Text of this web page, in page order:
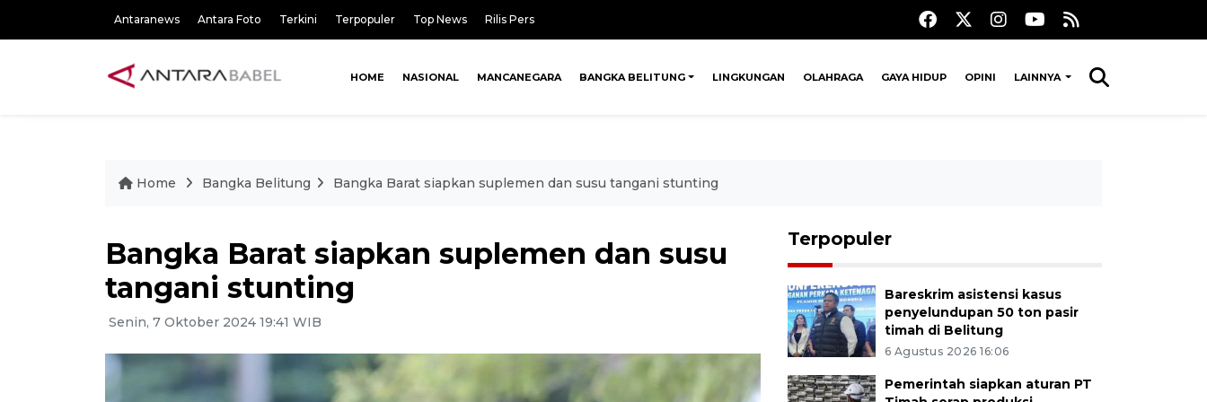
Antaranews Antara Foto Terkini Terpopuler Top News Rilis Pers
HOME NASIONAL MANCANEGARA BANGKA BELITUNG LINGKUNGAN OLAHRAGA GAYA HIDUP OPINI LAINNYA
Home Bangka Belitung Bangka Barat siapkan suplemen dan susu tangani stunting
Bangka Barat siapkan suplemen dan susu
tangani stunting
Senin, 7 Oktober 2024 19:41 WIB
Terpopuler
Bareskrim asistensi kasus
penyelundupan 50 ton pasir
timah di Belitung
6 Agustus 2026 16:06
Pemerintah siapkan aturan PT